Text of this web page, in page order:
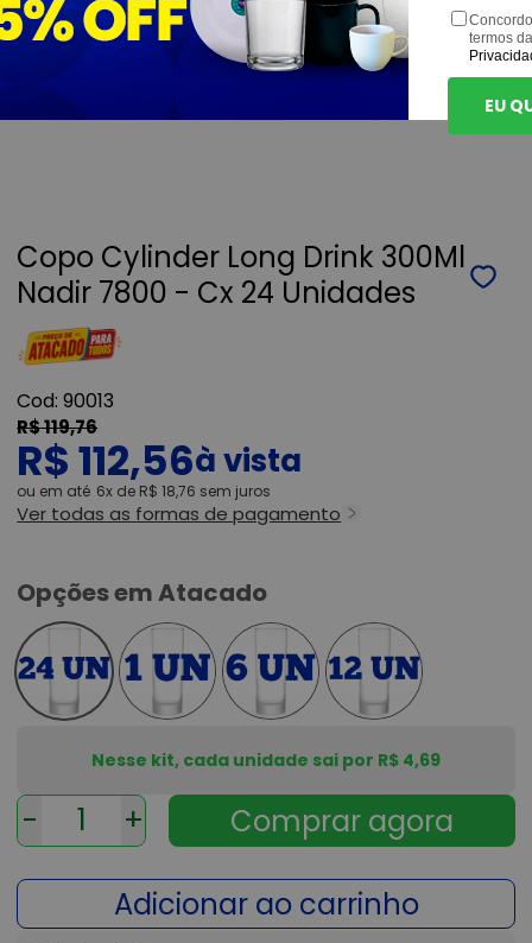
Copo Cylinder Long Drink 300Ml
Nadir 7800 - Cx 24 Unidades
90013
R$ 119,76
R$ 112,56
ou 6x de R$ 18,76 sem juros
Ver todas as formas de pagamento
Opções em Atacado
- +
Nesse kit, cada unidade sai por R$ 4,69
termos
EU